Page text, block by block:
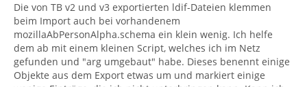
Die von TB v2 und v3 exportierten ldif-Dateien klemmen
beim Import auch bei vorhandenem
mozillaAbPersonAlpha.schema ein klein wenig. Ich helfe
dem ab mit einem kleinen Script, welches ich im Netz
gefunden und "arg umgebaut" habe. Dieses benennt einige
Objekte aus dem Export etwas um und markiert einige